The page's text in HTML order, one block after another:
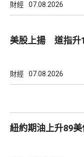
財經 07.08.2026
美股上揚 道指升
財經 07.08.2026
紐約期油上升89美